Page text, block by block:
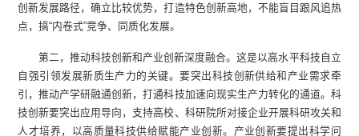
创新发展路径，确立比较优势，打造特色创新高地，不能盲目跟风追热
点，搞“内卷式”竞争、同质化发展。
第二，推动科技创新和产业创新深度融合。这是以高水平科技自立
自强引领发展新质生产力的关键。要突出科技创新供给和产业需求牵
引，推动产学研融通创新，打通科技加速向现实生产力转化的通道。科
技创新要突出应用导向，支持高校、科研院所对接企业开展科研攻关和
人才培养，以高质量科技供给赋能产业创新。产业创新要提出科学问